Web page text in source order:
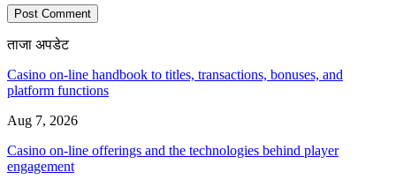
ताजा अपडेट
Casino on-line handbook to titles, transactions, bonuses, and
platform functions
Aug 7, 2026
Casino on-line offerings and the technologies behind player
engagement